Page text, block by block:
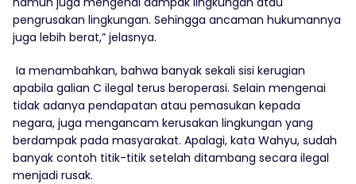
pengrusakan lingkungan. Sehingga ancaman hukumannya
juga lebih berat,” jelasnya.
Ia menambahkan, bahwa banyak sekali sisi kerugian
apabila galian C ilegal terus beroperasi. Selain mengenai
tidak adanya pendapatan atau pemasukan kepada
negara, juga mengancam kerusakan lingkungan yang
berdampak pada masyarakat. Apalagi, kata Wahyu, sudah
banyak contoh titik-titik setelah ditambang secara ilegal
menjadi rusak.